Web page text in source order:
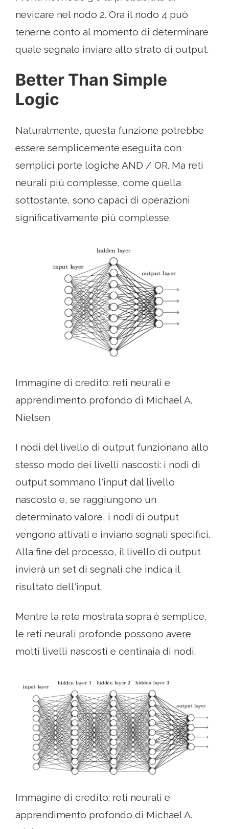
nevicare nel nodo 2. Ora il nodo 4 può
tenerne conto al momento di determinare
quale segnale inviare allo strato di output.
Better Than Simple
Logic
Naturalmente, questa funzione potrebbe
essere semplicemente eseguita con
semplici porte logiche AND / OR. Ma reti
neurali più complesse, come quella
sottostante, sono capaci di operazioni
significativamente più complesse.
Immagine di credito: reti neurali e
apprendimento profondo di Michael A.
Nielsen
I nodi del livello di output funzionano allo
stesso modo dei livelli nascosti: i nodi di
output sommano l'input dal livello
nascosto e, se raggiungono un
determinato valore, i nodi di output
vengono attivati ​​e inviano segnali specifici.
Alla fine del processo, il livello di output
invierà un set di segnali che indica il
risultato dell'input.
Mentre la rete mostrata sopra è semplice,
le reti neurali profonde possono avere
molti livelli nascosti e centinaia di nodi.
Immagine di credito: reti neurali e
apprendimento profondo di Michael A.